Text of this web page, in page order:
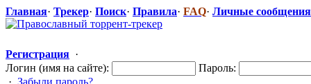
Главная· Трекер· Поиск· Правила· FAQ· Личные сообщения
Регистрация ·
Логин (имя на сайте):
Пароль:
· Забыли пароль?